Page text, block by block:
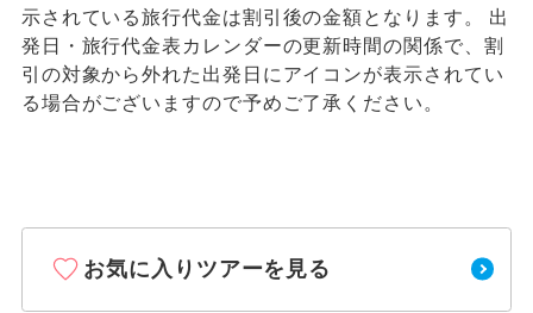
示されている旅行代金は割引後の金額となります。 出
発日・旅行代金表カレンダーの更新時間の関係で、割
引の対象から外れた出発日にアイコンが表示されてい
る場合がございますので予めご了承ください。
お気に入りツアーを見る